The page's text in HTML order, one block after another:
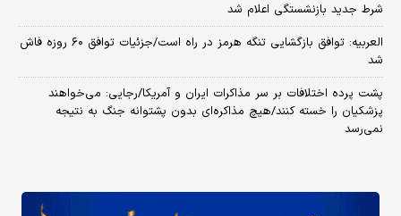
شرط جدید بازنشستگی اعلام شد
العربیه: توافق بازگشایی تنگه هرمز در راه است/جزئیات توافق ۶۰ روزه فاش
شد
پشت پرده اختلافات بر سر مذاکرات ایران و آمریکا/رجایی: می‌خواهند
پزشکیان را خسته کنند/هیچ مذاکره‌ای بدون پشتوانه جنگ به نتیجه
نمی‌رسد